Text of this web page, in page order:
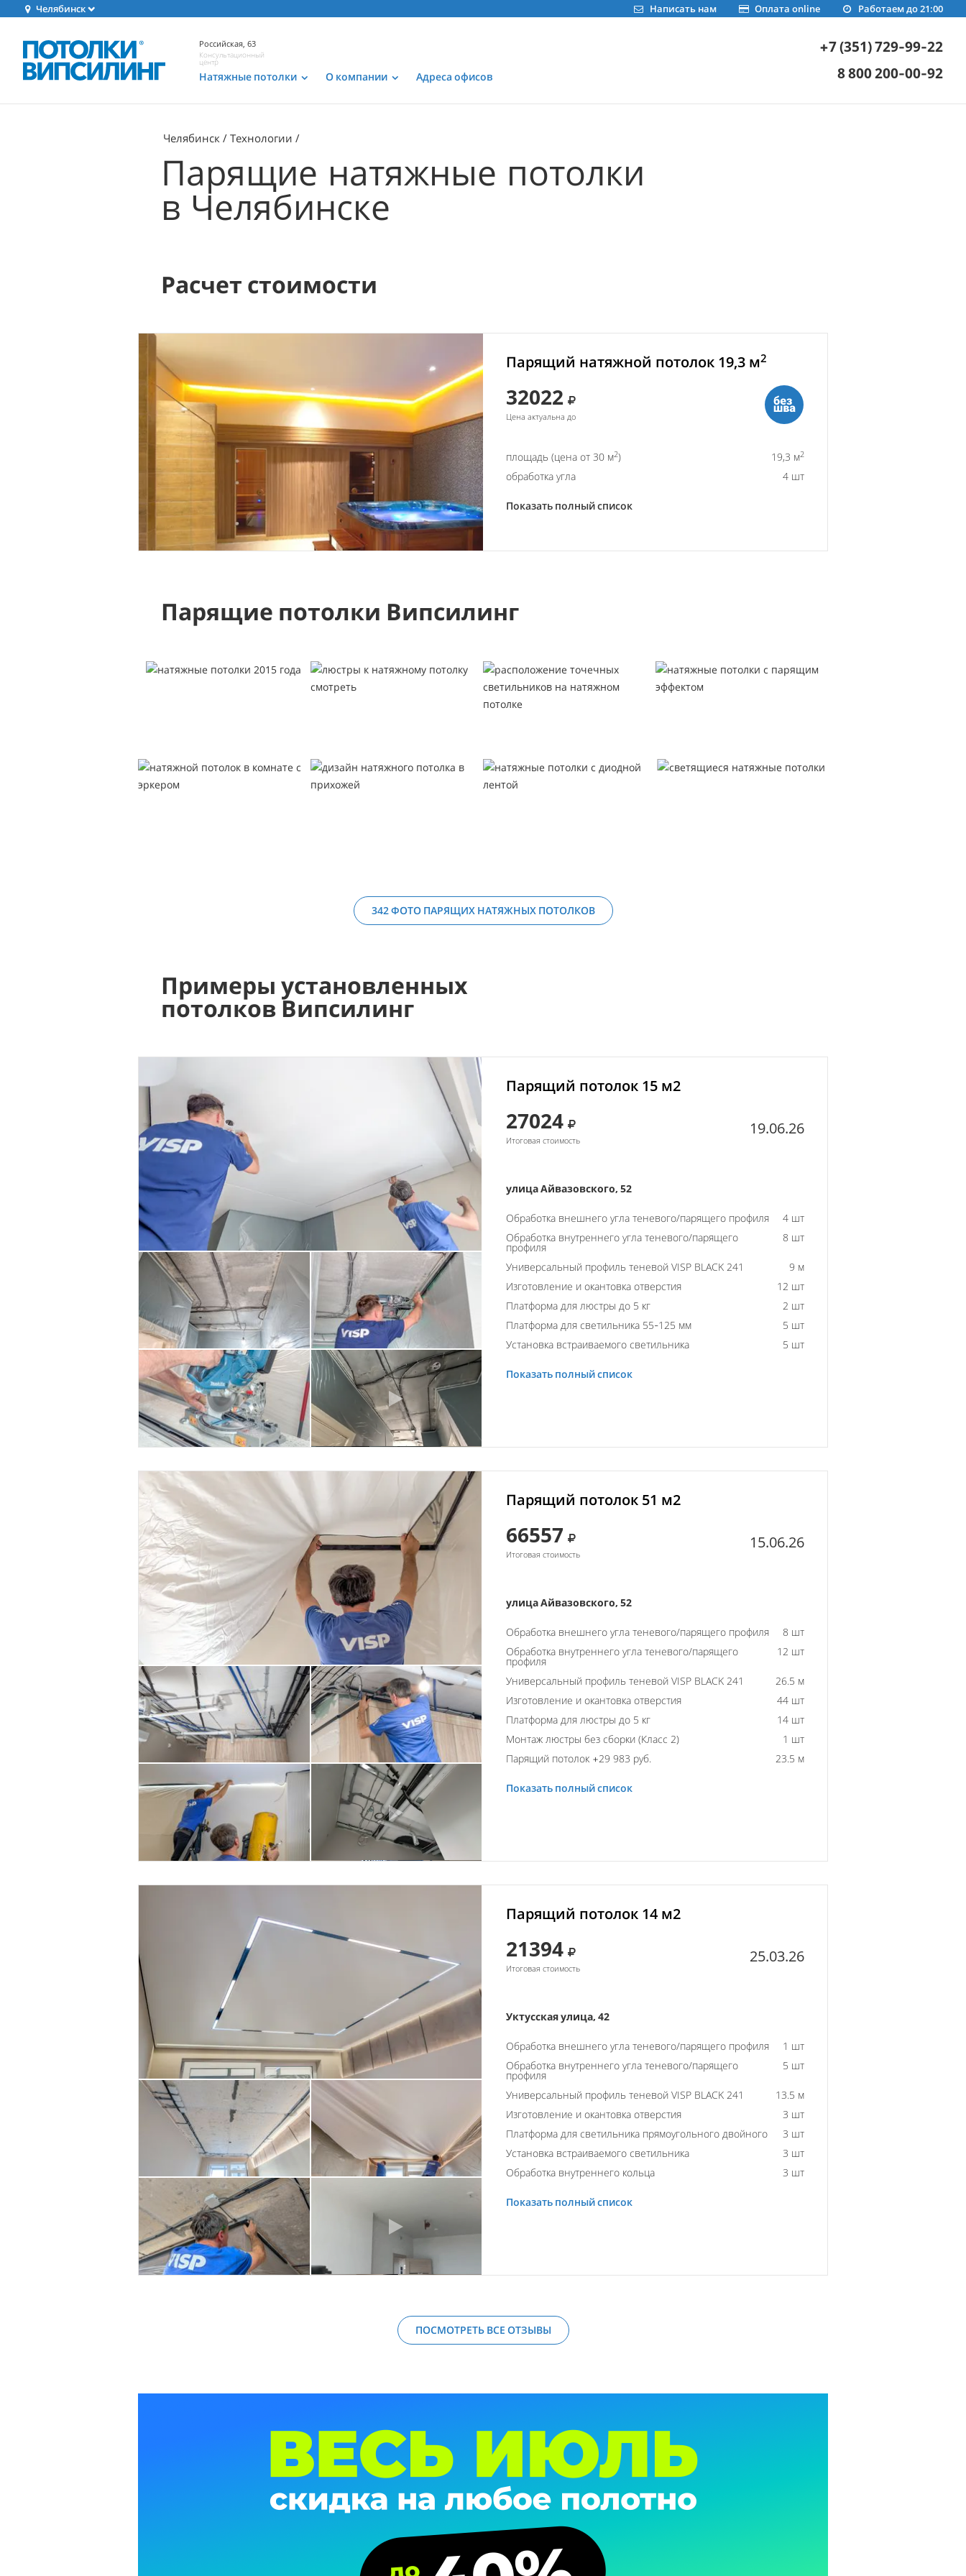
Челябинск Работаем до 21:00
Оплата online
Написать нам
Российская, 63
Консультационный
центр
Натяжные потолки О компании Адреса офисов
+7 (351) 729-99-22
8 800 200-00-92
Челябинск Технологии
Парящие натяжные потолки
в Челябинске
Расчет стоимости
Парящий натяжной потолок 19,3 м2
32022
Цена актуальна до
площадь (цена от 30 м2) 19,3 м2
обработка угла 4 шт
Показать полный список
Парящие потолки Випсилинг
342 ФОТО ПАРЯЩИХ НАТЯЖНЫХ ПОТОЛКОВ
Примеры установленных
потолков Випсилинг
Парящий потолок 15 м2
27024
Итоговая стоимость
19.06.26
улица Айвазовского, 52
Обработка внешнего угла теневого/парящего профиля
4 шт
Обработка внутреннего угла теневого/парящего
профиля
8 шт
Универсальный профиль теневой VISP BLACK 241
9 м
Изготовление и окантовка отверстия
12 шт
Платформа для люстры до 5 кг
2 шт
Платформа для светильника 55-125 мм
5 шт
Установка встраиваемого светильника
5 шт
Показать полный список
Парящий потолок 51 м2
66557
Итоговая стоимость
15.06.26
улица Айвазовского, 52
Обработка внешнего угла теневого/парящего профиля
8 шт
Обработка внутреннего угла теневого/парящего
профиля
12 шт
Универсальный профиль теневой VISP BLACK 241
26.5 м
Изготовление и окантовка отверстия
44 шт
Платформа для люстры до 5 кг
14 шт
Монтаж люстры без сборки (Класс 2)
1 шт
Парящий потолок +29 983 руб.
23.5 м
Показать полный список
Парящий потолок 14 м2
21394
Итоговая стоимость
25.03.26
Уктусская улица, 42
Обработка внешнего угла теневого/парящего профиля
1 шт
Обработка внутреннего угла теневого/парящего
профиля
5 шт
Универсальный профиль теневой VISP BLACK 241
13.5 м
Изготовление и окантовка отверстия
3 шт
Платформа для светильника прямоугольного двойного
3 шт
Установка встраиваемого светильника
3 шт
Обработка внутреннего кольца
3 шт
Показать полный список
ПОСМОТРЕТЬ ВСЕ ОТЗЫВЫ